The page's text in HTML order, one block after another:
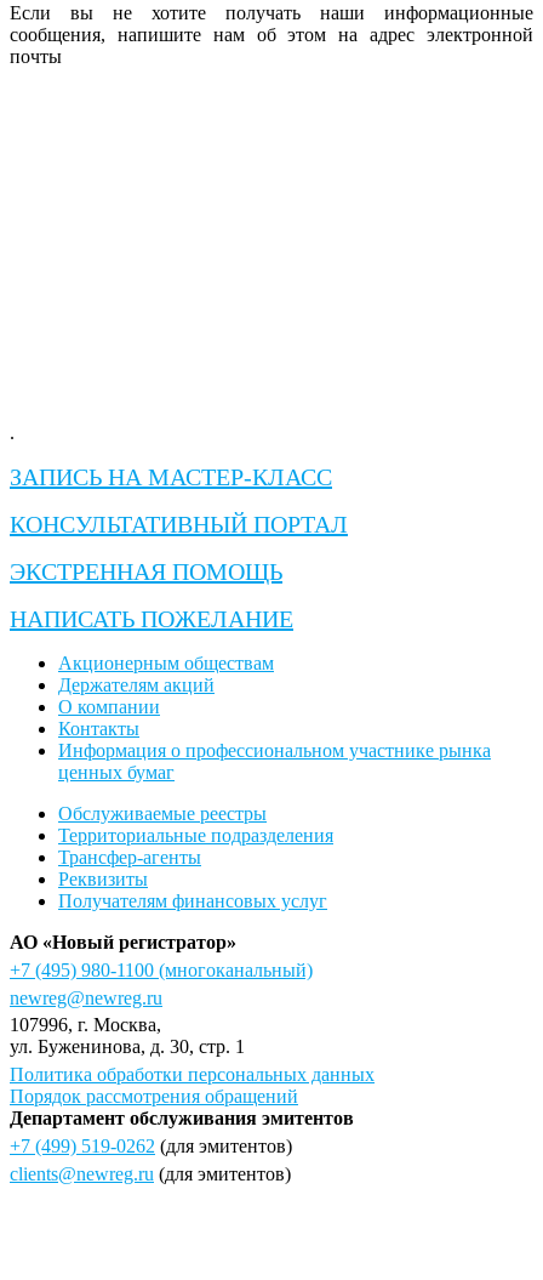
Если вы не хотите получать наши информационные
сообщения, напишите нам об этом на адрес электронной
почты
.
ЗАПИСЬ НА МАСТЕР-КЛАСС
КОНСУЛЬТАТИВНЫЙ ПОРТАЛ
ЭКСТРЕННАЯ ПОМОЩЬ
НАПИСАТЬ ПОЖЕЛАНИЕ
Акционерным обществам
Держателям акций
О компании
Контакты
Информация о профессиональном участнике рынка
ценных бумаг
Обслуживаемые реестры
Территориальные подразделения
Трансфер-агенты
Реквизиты
Получателям финансовых услуг
АО «Новый регистратор»
+7 (495) 980-1100 (многоканальный)
newreg@newreg.ru
107996, г. Москва,
ул. Буженинова, д. 30, стр. 1
Политика обработки персональных данных
Порядок рассмотрения обращений
Департамент обслуживания эмитентов
+7 (499) 519-0262 (для эмитентов)
clients@newreg.ru (для эмитентов)